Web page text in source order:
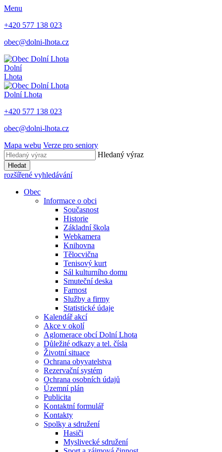
Menu
+420 577 138 023
obec@dolni-lhota.cz
Dolní
Lhota
Dolní Lhota
+420 577 138 023
obec@dolni-lhota.cz
Mapa webu Verze pro seniory
Hledaný výraz
Hledat
rozšířené vyhledávání
Obec
Informace o obci
Současnost
Historie
Základní škola
Webkamera
Knihovna
Tělocvična
Tenisový kurt
Sál kulturního domu
Smuteční deska
Farnost
Služby a firmy
Statistické údaje
Kalendář akcí
Akce v okolí
Aglomerace obcí Dolní Lhota
Důležité odkazy a tel. čísla
Životní situace
Ochrana obyvatelstva
Rezervační systém
Ochrana osobních údajů
Územní plán
Publicita
Kontaktní formulář
Kontakty
Spolky a sdružení
Hasiči
Myslivecké sdružení